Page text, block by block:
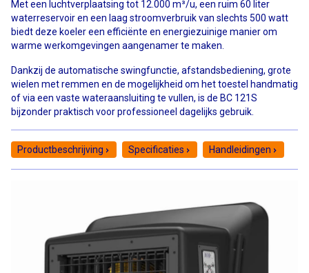
Met een luchtverplaatsing tot 12.000 m³/u, een ruim 60 liter
waterreservoir en een laag stroomverbruik van slechts 500 watt
biedt deze koeler een efficiënte en energiezuinige manier om
warme werkomgevingen aangenamer te maken.
Dankzij de automatische swingfunctie, afstandsbediening, grote
wielen met remmen en de mogelijkheid om het toestel handmatig
of via een vaste wateraansluiting te vullen, is de BC 121S
bijzonder praktisch voor professioneel dagelijks gebruik.
Productbeschrijving Specificaties Handleidingen